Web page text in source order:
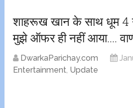
शाहरूख खान के साथ धूम 4
मुझे ऑफर ही नहीं आया….
DwarkaParichay.com
Entertainment, Update